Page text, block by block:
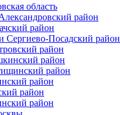
область
район
район
Сергиево-Посадский район
район
район
район
район
район
район